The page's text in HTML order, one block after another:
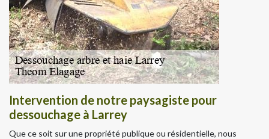
Intervention de notre paysagiste pour
dessouchage à Larrey
Que ce soit sur une propriété publique ou résidentielle, nous